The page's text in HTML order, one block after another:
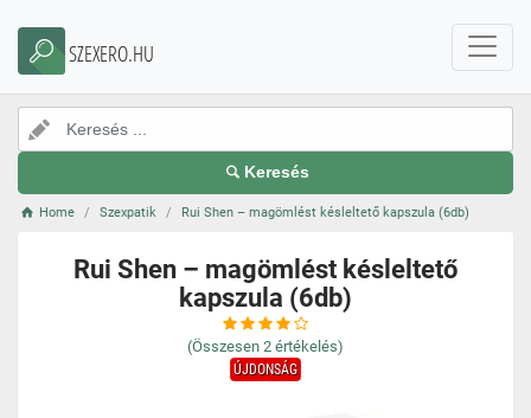
SZEXERO.HU
Keresés
Home Szexpatik Rui Shen – magömlést késleltető kapszula (6db)
Rui Shen – magömlést késleltető
kapszula (6db)
(Összesen 2 értékelés)
ÚJDONSÁG